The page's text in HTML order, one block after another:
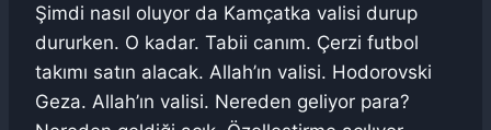
Şimdi nasıl oluyor da Kamçatka valisi durup
dururken. O kadar. Tabii canım. Çerzi futbol
takımı satın alacak. Allah’ın valisi. Hodorovski
Geza. Allah’ın valisi. Nereden geliyor para?